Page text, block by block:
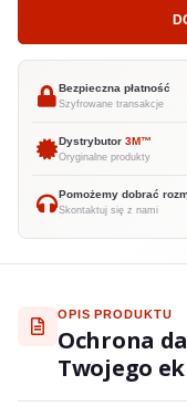
Bezpieczna płatność
Szyfrowane transakcje
Dystrybutor 3M™
Oryginalne produkty
Pomożemy dobrać
Skontaktuj się z nami
OPIS PRODUKTU
Ochrona
Twojego